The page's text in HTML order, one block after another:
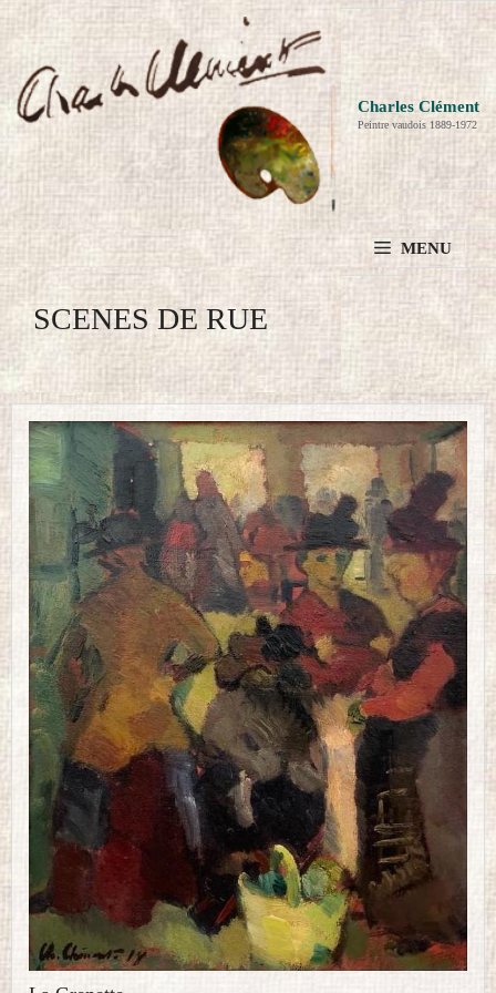
Aller
contenu
Charles Clément
Peintre vaudois 1889-1972
MENU
SCENES DE RUE